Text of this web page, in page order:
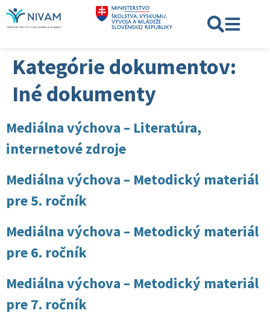
Kategórie dokumentov:
Iné dokumenty
Mediálna výchova – Literatúra,
internetové zdroje
Mediálna výchova – Metodický materiál
pre 5. ročník
Mediálna výchova – Metodický materiál
pre 6. ročník
Mediálna výchova – Metodický materiál
pre 7. ročník